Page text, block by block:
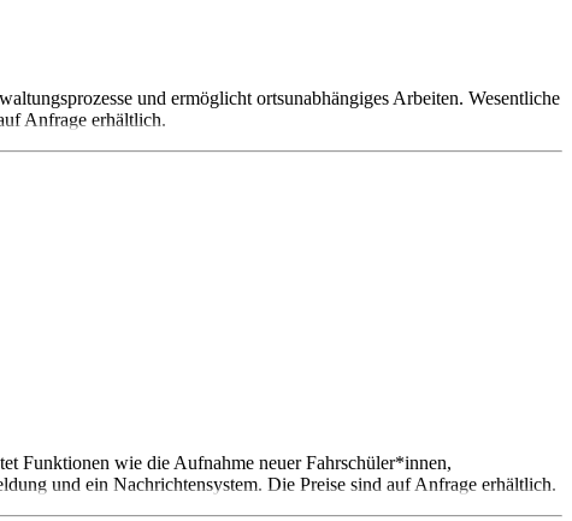
und ermöglicht ortsunabhängiges Arbeiten. Wesentliche
Anfrage erhältlich.
Funktionen wie die Aufnahme neuer Fahrschüler*innen,
und ein Nachrichtensystem. Die Preise sind auf Anfrage erhältlich.